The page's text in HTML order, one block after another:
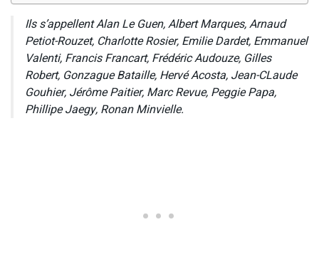
Ils s’appellent Alan Le Guen, Albert Marques, Arnaud
Petiot-Rouzet, Charlotte Rosier, Emilie Dardet, Emmanuel
Valenti, Francis Francart, Frédéric Audouze, Gilles
Robert, Gonzague Bataille, Hervé Acosta, Jean-CLaude
Gouhier, Jérôme Paitier, Marc Revue, Peggie Papa,
Phillipe Jaegy, Ronan Minvielle.